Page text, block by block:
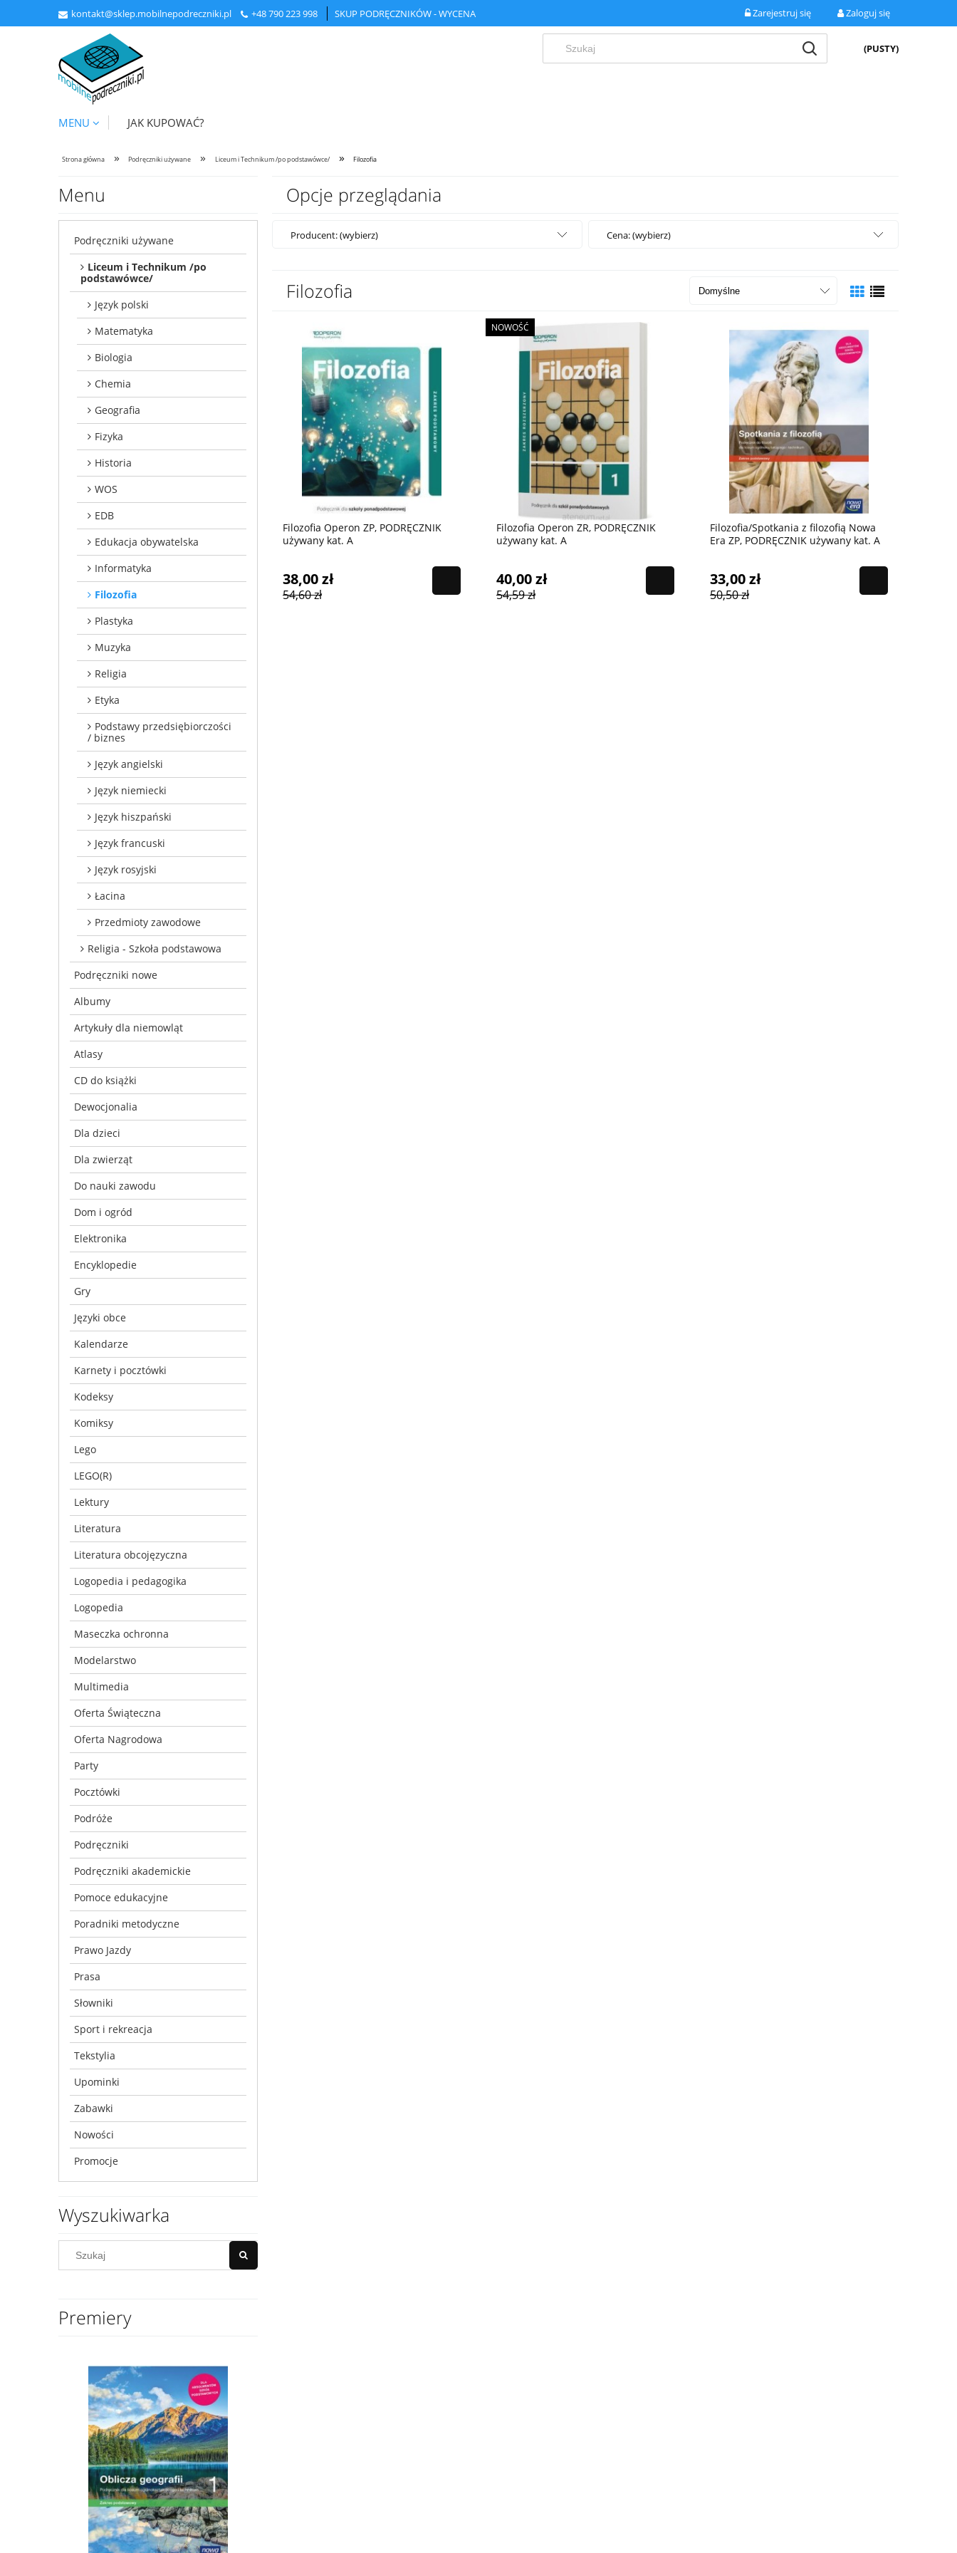
kontakt@sklep.mobilnepodreczniki.pl +48790 223 998 SKUP PODRĘCZNIKÓW - WYCENA Zarejestruj się Zaloguj się
(PUSTY)
MENU JAK KUPOWAĆ?
Strona główna » Podręczniki używane » Liceum i Technikum /po podstawówce/ » Filozofia
Menu
Podręczniki używane
Liceum i Technikum /po
podstawówce/
Język polski
Matematyka
Biologia
Chemia
Geografia
Fizyka
Historia
WOS
EDB
Edukacja obywatelska
Informatyka
Filozofia
Plastyka
Muzyka
Religia
Etyka
Podstawy przedsiębiorczości
/ biznes
Język angielski
Język niemiecki
Język hiszpański
Język francuski
Język rosyjski
Łacina
Przedmioty zawodowe
Religia - Szkoła podstawowa
Podręczniki nowe
Albumy
Artykuły dla niemowląt
Atlasy
CD do książki
Dewocjonalia
Dla dzieci
Dla zwierząt
Do nauki zawodu
Dom i ogród
Elektronika
Encyklopedie
Gry
Języki obce
Kalendarze
Karnety i pocztówki
Kodeksy
Komiksy
Lego
LEGO(R)
Lektury
Literatura
Literatura obcojęzyczna
Logopedia i pedagogika
Logopedia
Maseczka ochronna
Modelarstwo
Multimedia
Oferta Świąteczna
Oferta Nagrodowa
Party
Pocztówki
Podróże
Podręczniki
Podręczniki akademickie
Pomoce edukacyjne
Poradniki metodyczne
Prawo Jazdy
Prasa
Słowniki
Sport i rekreacja
Tekstylia
Upominki
Zabawki
Nowości
Promocje
Wyszukiwarka
Premiery
Opcje przeglądania
Producent: (wybierz) Cena: (wybierz)
Filozofia
Filozofia Operon ZP, PODRĘCZNIK
używany kat. A
38,00 zł
54,60 zł
Filozofia Operon ZR, PODRĘCZNIK
używany kat. A
40,00 zł
54,59 zł
NOWOŚĆ
Filozofia/Spotkania z filozofią Nowa
Era ZP, PODRĘCZNIK używany kat. A
33,00 zł
50,50 zł